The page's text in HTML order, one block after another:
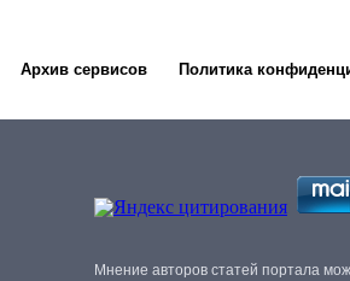
Архив сервисов Политика
Мнение авторов статей портала